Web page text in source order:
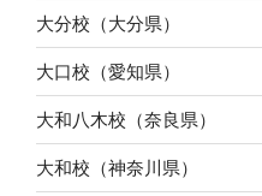
大分校（大分県）
大口校（愛知県）
大和八木校（奈良県）
大和校（神奈川県）